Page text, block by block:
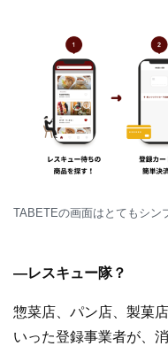
TABETEの画面はとてもシン
―レスキュー隊？
惣菜店、パン店、製菓
いった登録事業者が、